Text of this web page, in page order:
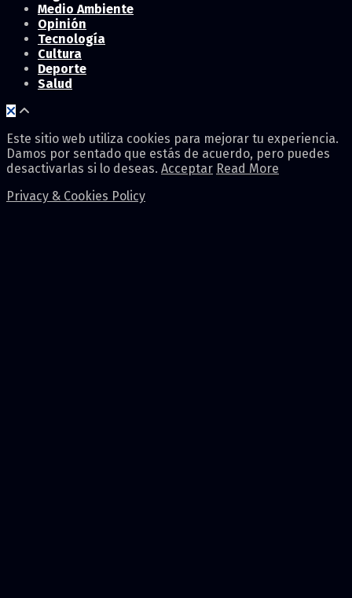
Medio Ambiente
Opinión
Tecnología
Cultura
Deporte
Salud
Este sitio web utiliza cookies para mejorar tu experiencia.
Damos por sentado que estás de acuerdo, pero puedes
desactivarlas si lo deseas. Acceptar Read More
Privacy & Cookies Policy